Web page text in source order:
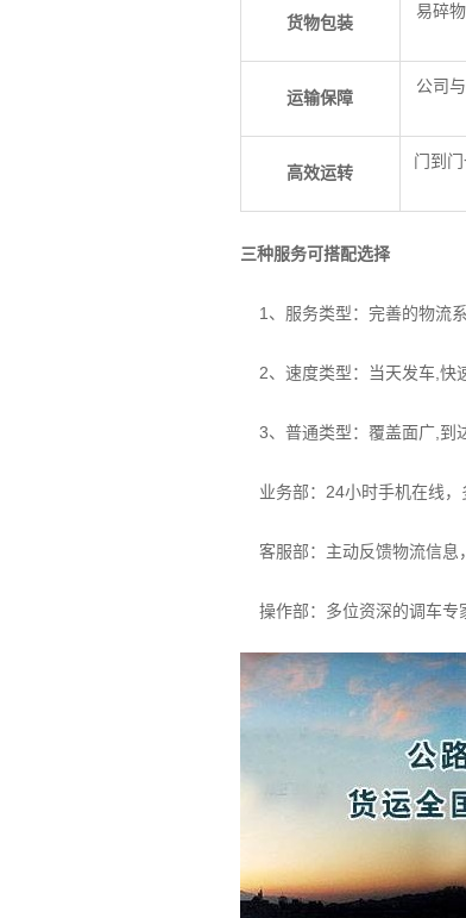
货物包装
易碎
运输保障
公司
高效运转
门到
三种服务可搭配选择
1、服务类型：完善的物流
2、速度类型：当天发车,快
3、普通类型：覆盖面广,到
业务部：24小时手机在线，
客服部：主动反馈物流信息
操作部：多位资深的调车专